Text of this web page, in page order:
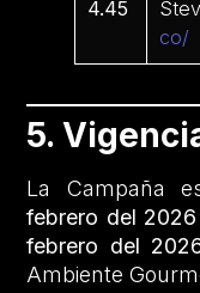
4.45
co/
5.
La Campaña
febrero del
febrero del
Ambiente